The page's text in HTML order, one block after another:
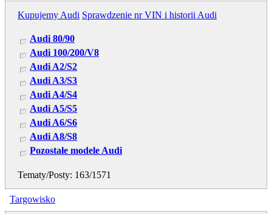
Kupujemy Audi Sprawdzenie nr VIN i historii Audi
Audi 80/90
Audi 100/200/V8
Audi A2/S2
Audi A3/S3
Audi A4/S4
Audi A5/S5
Audi A6/S6
Audi A8/S8
Pozostałe modele Audi
Tematy/Posty: 163/1571
Targowisko